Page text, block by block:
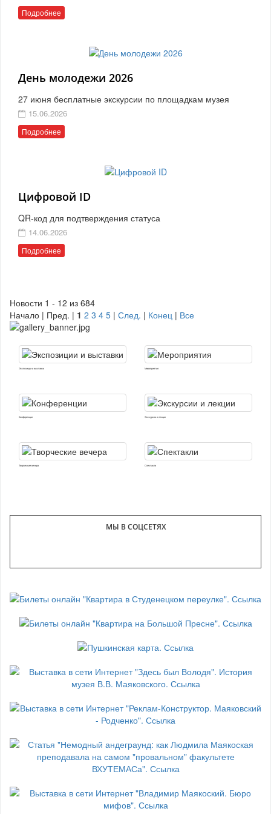
Подробнее
День молодежи 2026
27 июня бесплатные экскурсии по площадкам музея
15.06.2026
Подробнее
Цифровой ID
QR-код для подтверждения статуса
14.06.2026
Подробнее
Новости 1 - 12 из 684
Начало | Пред. | 1 2 3 4 5 | След. | Конец | Все
Экспозиции и выставки Мероприятия
Конференции Экскурсии и лекции
Творческие вечера Спектакли
МЫ В СОЦСЕТЯХ